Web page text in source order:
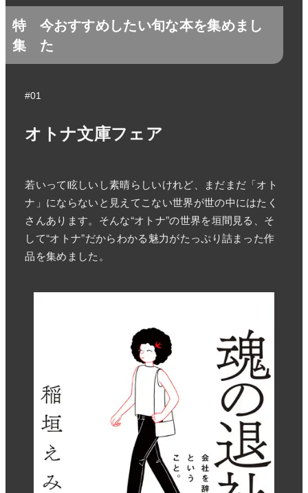
特
集
今おすすめしたい旬な本を集めまし
た
#01
オトナ文庫フェア
若いって眩しいし素晴らしいけれど、まだまだ「オト
ナ」にならないと見えてこない世界が世の中にはたく
さんあります。そんな“オトナ”の世界を垣間見る、そ
して“オトナ”だからわかる魅力がたっぷり詰まった作
品を集めました。